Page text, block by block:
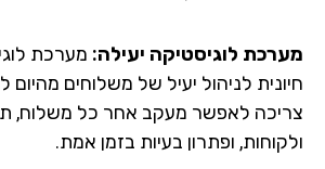
לוגיסטיקה יעילה:מערכת
לניהול יעיל של משלוחים מהיום
לאפשר מעקב אחר כל משלוח, תיאום
ופתרון בעיות בזמן אמת.